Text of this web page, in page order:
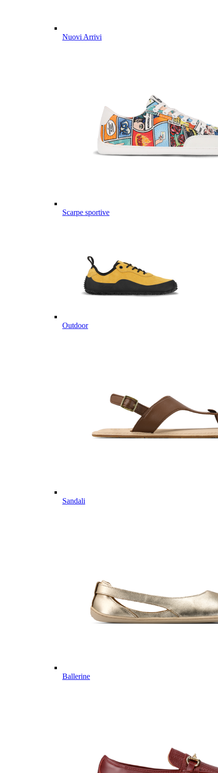
Nuovi Arrivi
Scarpe sportive
Outdoor
Sandali
Ballerine